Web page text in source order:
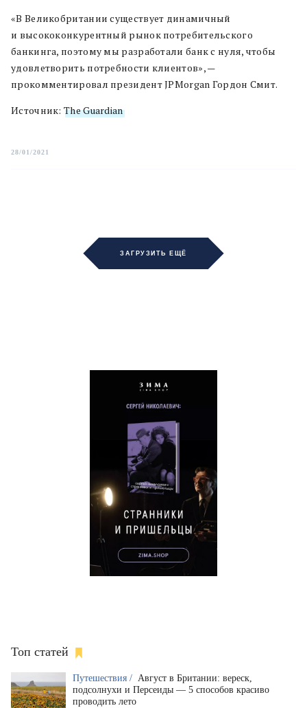
«В Великобритании существует динамичный
и высококонкурентный рынок потребительского
банкинга, поэтому мы разработали банк с нуля, чтобы
удовлетворить потребности клиентов», —
прокомментировал президент JPMorgan Гордон Смит.
Источник: The Guardian
28/01/2021
ЗАГРУЗИТЬ ЕЩЁ
Топ статей
Путешествия / Август в Британии: вереск,
подсолнухи и Персеиды — 5 способов красиво
проводить лето